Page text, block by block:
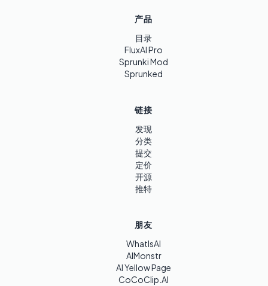
产品
目录
FluxAI Pro
Sprunki Mod
Sprunked
链接
发现
分类
提交
定价
开源
推特
朋友
WhatIsAI
AIMonstr
AI Yellow Page
CoCoClip.AI